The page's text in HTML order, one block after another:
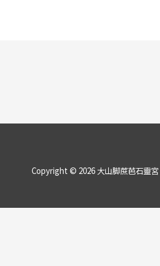
Copyright © 2026 大山脚蔗芭石靈宮